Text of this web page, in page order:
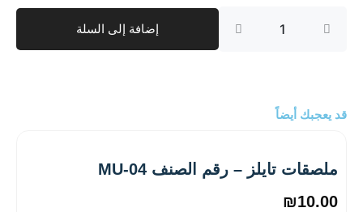
ملصقات
AY-
إضافة إلى السلة
قد يعجبك أيضاً
ملصقات تايلز – رقم الصنف MU-04
₪10.00